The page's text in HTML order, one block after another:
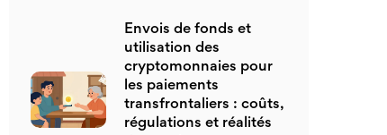
Envois de fonds et
utilisation des
cryptomonnaies pour
les paiements
transfrontaliers : coûts,
régulations et réalités